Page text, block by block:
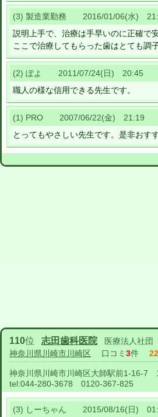
(3) 製造業勤務 2016/01/06(水)
説明上手で、治療は手早いのに正確で
ここで治療してもらった歯はとても調子
(2) ぽよ 2011/07/24(日) 20:45
職人の様な信用できる先生です。
(1) PRO 2007/06/22(金) 21:19
とってもやさしい先生です。是非おす
110位 志田歯科医院
医療法人社団
神奈川県川崎市川崎区 口コミ 3件
神奈川県川崎市川崎区大師駅前1-16-7
tel:044-280-3678 0120-367-825
(3) しーちゃん 2015/08/16(日)